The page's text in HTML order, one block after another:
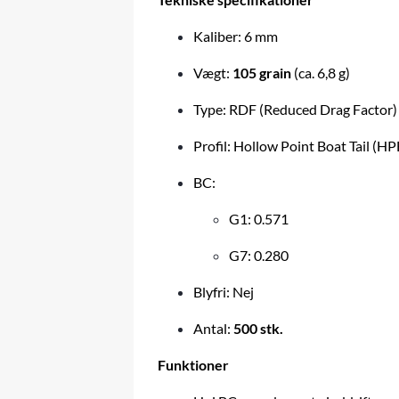
Kaliber: 6 mm
Vægt: 105 grain (ca. 6,8 g)
Type: RDF (Reduced Drag Factor)
Profil: Hollow Point Boat Tail
BC:
G1: 0.571
G7: 0.280
Blyfri: Nej
Antal:500 stk.
Funktioner